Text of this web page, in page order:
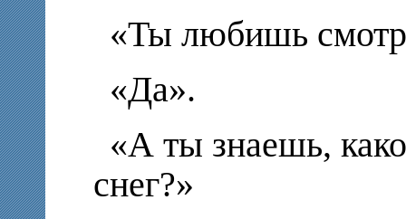
«Ты любишь
«Да».
«А ты знаешь,
снег?»